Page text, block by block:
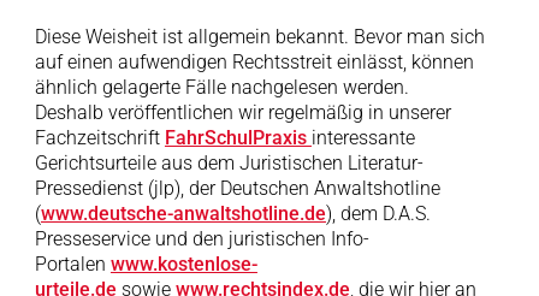
Diese Weisheit ist allgemein bekannt. Bevor man sich
auf einen aufwendigen Rechtsstreit einlässt, können
ähnlich gelagerte Fälle nachgelesen werden.
Deshalb veröffentlichen wir regelmäßig in unserer
Fachzeitschrift FahrSchulPraxis interessante
Gerichtsurteile aus dem Juristischen Literatur-
Pressedienst (jlp), der Deutschen Anwaltshotline
(www.deutsche-anwaltshotline.de), dem D.A.S.
Presseservice und den juristischen Info-
Portalen www.kostenlose-
urteile.de sowie www.rechtsindex.de, die wir hier an